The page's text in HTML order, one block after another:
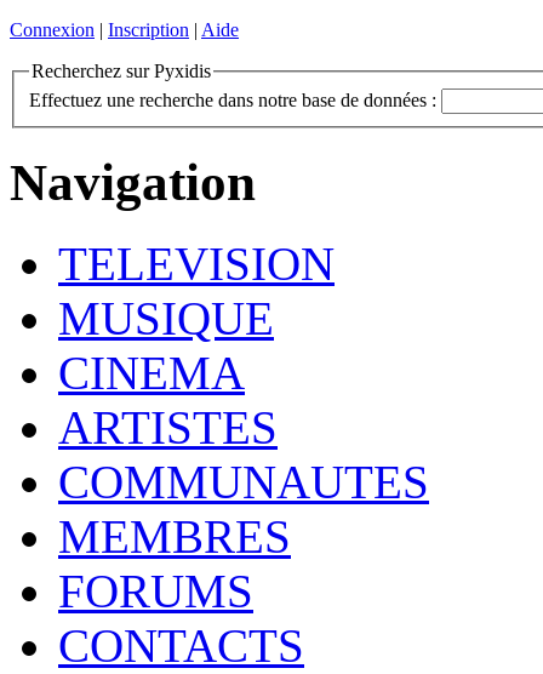
Connexion | Inscription | Aide
Recherchez sur Pyxidis
Effectuez une recherche dans notre base de données :
Navigation
TELEVISION
MUSIQUE
CINEMA
ARTISTES
COMMUNAUTES
MEMBRES
FORUMS
CONTACTS